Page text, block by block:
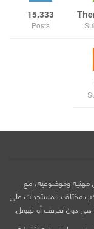
15,333
Posts
مهنية وموضوعية، مع
مختلف المستجدات على
هي دون تحريف أو تهويل.